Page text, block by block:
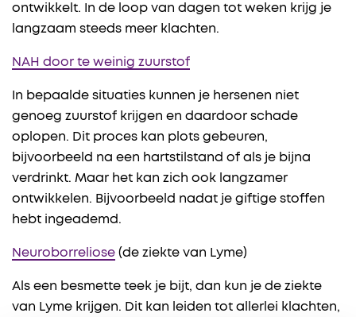
ontwikkelt. In de loop van dagen tot weken krijg je
langzaam steeds meer klachten.
NAH door te weinig zuurstof
In bepaalde situaties kunnen je hersenen niet
genoeg zuurstof krijgen en daardoor schade
oplopen. Dit proces kan plots gebeuren,
bijvoorbeeld na een hartstilstand of als je bijna
verdrinkt. Maar het kan zich ook langzamer
ontwikkelen. Bijvoorbeeld nadat je giftige stoffen
hebt ingeademd.
Neuroborreliose (de ziekte van Lyme)
Als een besmette teek je bijt, dan kun je de ziekte
van Lyme krijgen. Dit kan leiden tot allerlei klachten,